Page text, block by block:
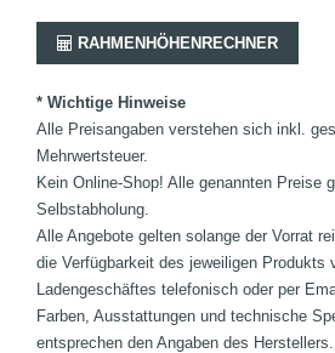
RAHMENHÖHENRECHNER
* Wichtige Hinweise
Alle Preisangaben verstehen sich inkl.
Mehrwertsteuer.
Kein Online-Shop! Alle genannten Preise
Selbstabholung.
Alle Angebote gelten solange der Vorrat
die Verfügbarkeit des jeweiligen Produkts
Ladengeschäftes telefonisch oder per
Farben, Ausstattungen und technische
entsprechen den Angaben des Herstellers.